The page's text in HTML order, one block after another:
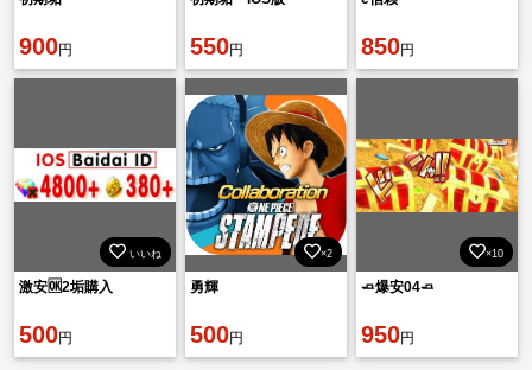
900円 550円 850円
いいね
激安🆗2垢購入
500円
×2
勇輝
500円
×10
🧈爆安04🧈
950円